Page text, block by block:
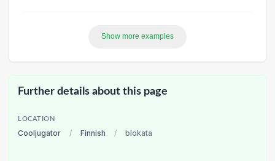
Show more examples
Further details about this page
LOCATION
Cooljugator / Finnish / blokata